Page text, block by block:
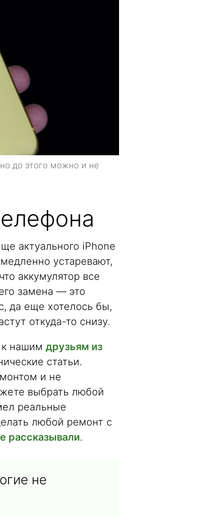
до этого можно и не
актуального iPhone
устаревают,
аккумулятор все
замена — это
да еще хотелось бы,
откуда-то снизу.
нашим друзьям из
статьи.
и не
выбрать любой
реальные
любой ремонт с
рассказывали.
не